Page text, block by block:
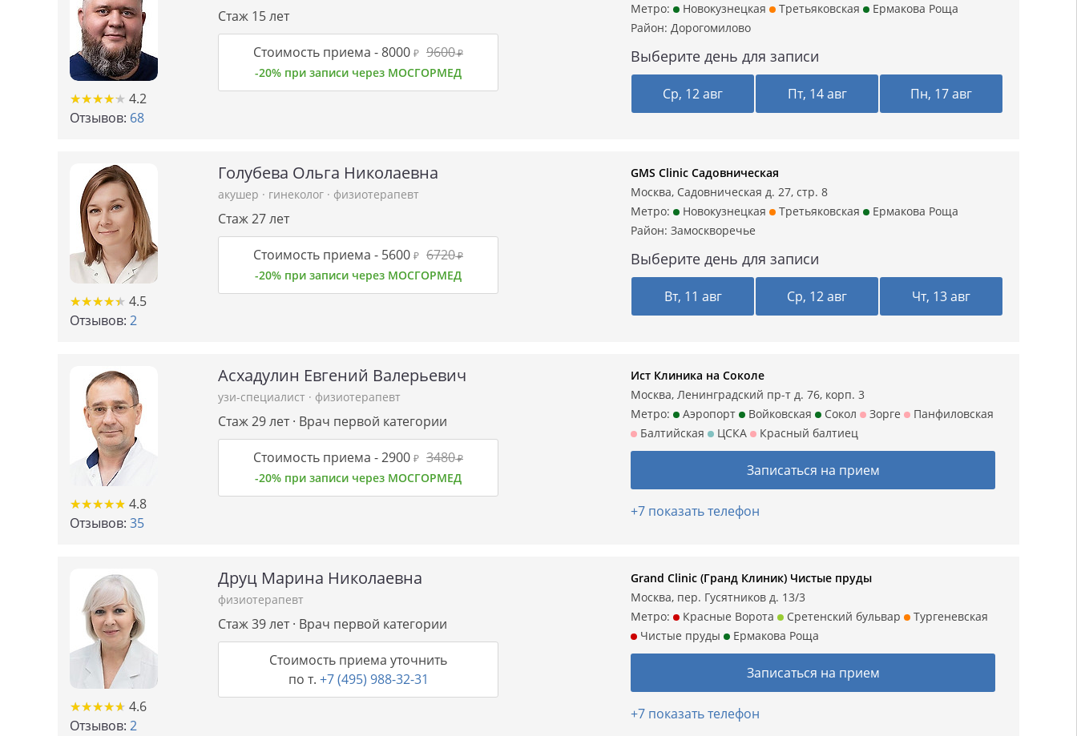
★★★★★
★★★★★ 4.2
Отзывов: 68
Стаж 15 лет
Стоимость приема -8000 ₽ 9600₽
-20% при записи через МОСГОРМЕД
Метро:
Новокузнецкая Третьяковская
Ермакова Роща
Район: Дорогомилово
Выберите день для записи
Ср, 12 авг Пт, 14 авг Пн, 17 авг
★★★★★
★★★★★ 4.5
Отзывов: 2
Голубева Ольга Николаевна
акушер · гинеколог · физиотерапевт
Стаж 27 лет
Стоимость приема - 5600 ₽ 6720₽
-20% при записи через МОСГОРМЕД
GMS Clinic Садовническая
Москва, Садовническая д. 27, стр. 8
Метро:
Новокузнецкая Третьяковская
Ермакова Роща
Район: Замоскворечье
Выберите день для записи
Вт, 11 авг Ср, 12 авг Чт, 13 авг
★★★★★
★★★★★ 4.8
Отзывов: 35
Асхадулин Евгений Валерьевич
узи-специалист · физиотерапевт
Стаж 29 лет · Врач первой категории
Стоимость приема -2900 ₽ 3480₽
-20% при записи через МОСГОРМЕД
Ист Клиника на Соколе
Москва, Ленинградский пр-т д. 76, корп. 3
Метро:
Аэропорт Войковская Сокол Зорге
Панфиловская
Балтийская
ЦСКА Красный балтиец
Записаться на прием
+7 показать телефон
★★★★★
★★★★★ 4.6
Отзывов: 2
Друц Марина Николаевна
физиотерапевт
Стаж 39 лет · Врач первой категории
Стоимость приема уточнить
по т. +7 (495) 988-32-31
Grand Clinic (Гранд Клиник) Чистые пруды
Москва, пер. Гусятников д. 13/3
Метро:
Красные Ворота Сретенский бульвар
Тургеневская
Чистые пруды
Ермакова Роща
Записаться на прием
+7 показать телефон